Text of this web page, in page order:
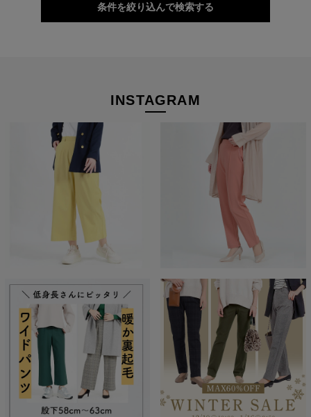
①ラクの美ストレートパンツ
■②デニム見えラクの美ストレートパンツ
③ラクの美ワイドパンツ
④デニム見えラクの美ワイドパンツ
スーパーストレッチだからよく伸びる！
動きに合わせてしっかり伸びるストレスフリーなはき心地。
身体の動きを妨げることなくお仕事の日だけでなく休日も着たく
なる楽ちんさ。 普通のパンツには戻れなくなる快適さを生み出し
ます。
条件を絞り込んで検索する
INSTAGRAM